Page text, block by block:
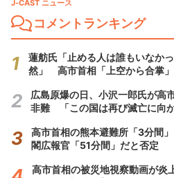
J-CAST ニュース
コメントランキング
蓮舫氏「止める人は誰もいなか
然」 高市首相「上空から合掌
広島原爆の日、小沢一郎氏が高
非難 「この国は再び滅亡に向か
高市首相の熊本避難所「3分間
閣広報官「51分間」だと否定
高市首相の被災地視察動画が